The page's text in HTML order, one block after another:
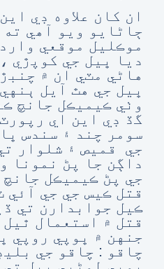
ان کان علاوه ڊي اين
ڄاڻايو ويو آھي ته
موڪليل موقعي
ديا ڀيل جي کوپڙي ،
هاڻي مٽي ان ۾
ڀيل جي هٿ آيل ٻنهي
وٺي ڪيميڪل جانچ
گڏ ڊي اين اي رپورٽ
سومر چند ۽ سندس
جي قميص ۽ شلوار تي
داڳن جا پڻ نمونا
جي پڻ ڪيميڪل جانچ
قتل ڪيس جي جي آئي
ڪيل جوابدارن تي
قتل ۾ استعمال ٿيل
جنهن ۾ ڀوپي روپي
چاقو : چاقو جي بليڊ